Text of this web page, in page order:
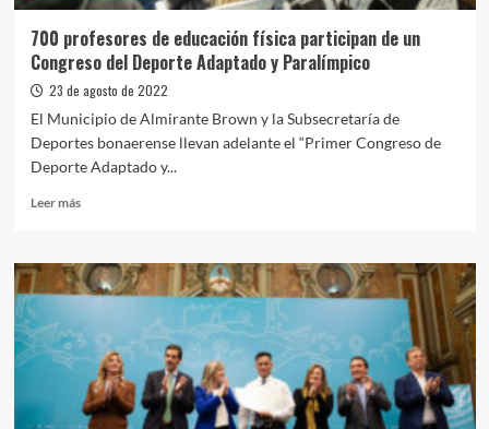
700 profesores de educación física participan de un
Congreso del Deporte Adaptado y Paralímpico
23 de agosto de 2022
El Municipio de Almirante Brown y la Subsecretaría de
Deportes bonaerense llevan adelante el “Primer Congreso de
Deporte Adaptado y...
Leer másLeer
700
profesores
física
participan
de
un